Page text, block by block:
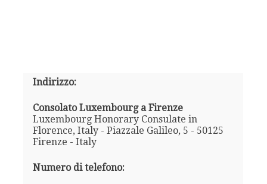
Indirizzo:
Consolato Luxembourg a Firenze
Luxembourg Honorary Consulate in
Florence, Italy - Piazzale Galileo, 5 - 50125
Firenze - Italy
Numero di telefono: